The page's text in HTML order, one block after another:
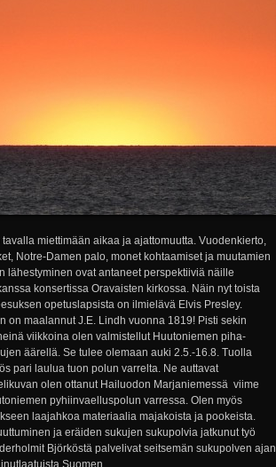
miettimään aikaa ja ajattomuutta. Vuodenkierto,
Notre-Damen palo, monet kohtaamiset ja muutamien
lähestyminen ovat antaneet perspektiiviä näille
konsertissa Oravaisten kirkossa. Näin nyt toista
opetuslapsista on ilmielävä Elvis Presley.
on maalannut J.E. Lindh vuonna 1819! Pisti sekin
viikkoina olen valmistellut Huutoniemen piha-
äärellä. Se tulee olemaan auki 2.5.-16.8. Tuolla
pari laulua tuon polun varrelta. Ne auttavat
olen ottanut Hailuodon Marjaniemessä viime
pyhiinvaelluspolun varressa. Olen myös
laajahkoa materiaalia majakoista ja pookeista.
ja eräiden sukujen sukupolvia jatkunut työ
Björköstä palvelivat seitsemän sukupolven ajan
Suomen...